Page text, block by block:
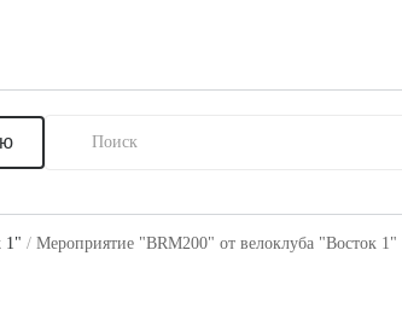
1" Мероприятие "BRM200" от велоклуба "Восток 1"